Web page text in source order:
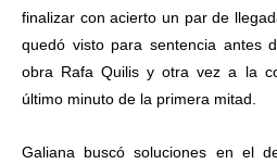
finalizar con acierto un par de
quedó visto para sentencia antes
obra Rafa Quilis y otra vez a la
último minuto de la primera mitad.
Galiana buscó soluciones en el